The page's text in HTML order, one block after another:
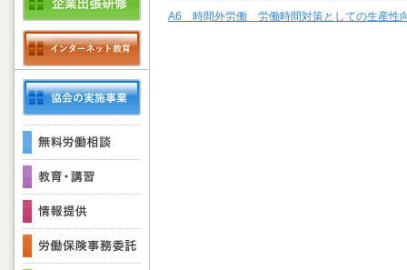
A6 時間外労働 労働時間対策としての生産性